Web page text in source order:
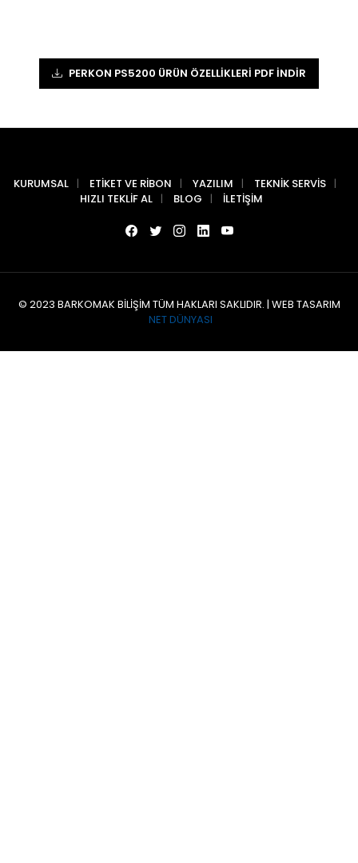
PERKON PS5200 ÜRÜN ÖZELLIKLERI PDF İNDIR
KURUMSAL ETIKET VE RIBON YAZILIM
TEKNIK SERVIS
HIZLI TEKLIF AL
BLOG İLETIŞIM
© 2023 BARKOMAK BILIŞIM TÜM HAKLARI SAKLIDIR. | WEB TASARIM
NET DÜNYASI